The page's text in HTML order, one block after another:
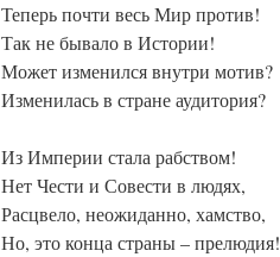
Теперь почти весь Мир против!
Так не бывало в Истории!
Может изменился внутри мотив?
Изменилась в стране аудитория?
Из Империи стала рабством!
Нет Чести и Совести в людях,
Расцвело, неожиданно, хамство,
Но, это конца страны – прелюдия!